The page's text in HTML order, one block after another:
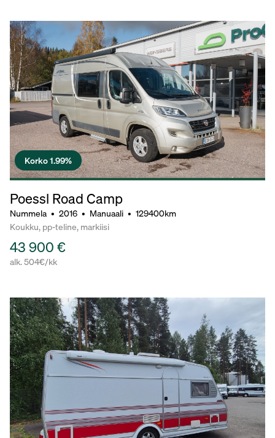
Korko 1.99%
Poessl Road Camp
Nummela • 2016 • Manuaali • 129400km
Koukku, pp-teline, markiisi
43 900 €
alk. 504€/kk